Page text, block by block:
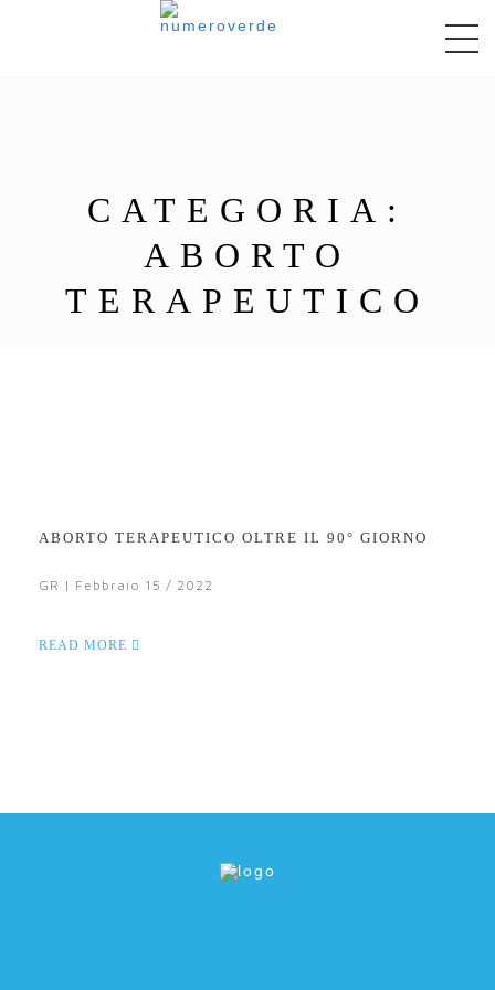
CATEGORIA:
ABORTO
TERAPEUTICO
ABORTO TERAPEUTICO OLTRE IL 90° GIORNO
GR | Febbraio 15 / 2022
READ MORE